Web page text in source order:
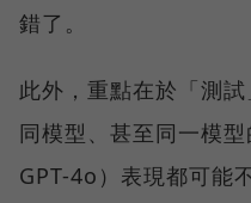
錯了。
此外，重點在於「測
同模型、甚至同一模
GPT-4o）表現都可能